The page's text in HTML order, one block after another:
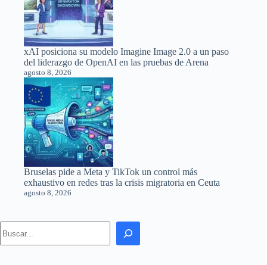
xAI posiciona su modelo Imagine Image 2.0 a un paso
del liderazgo de OpenAI en las pruebas de Arena
agosto 8, 2026
Bruselas pide a Meta y TikTok un control más
exhaustivo en redes tras la crisis migratoria en Ceuta
agosto 8, 2026